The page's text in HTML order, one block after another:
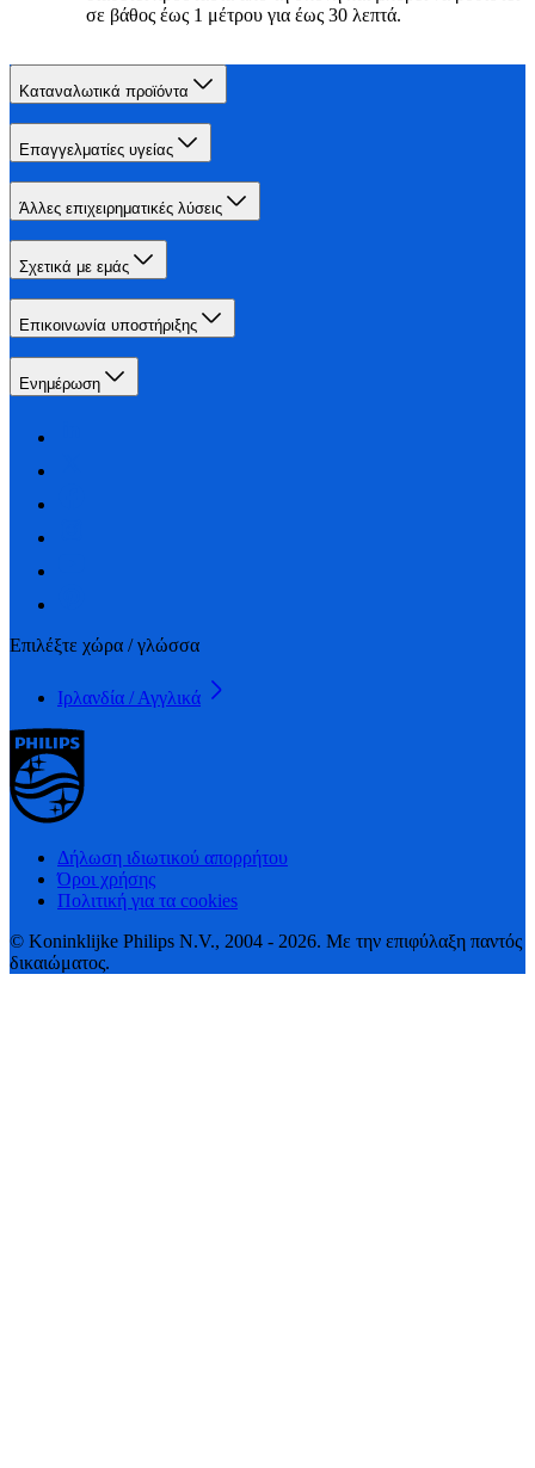
σε βάθος έως 1 μέτρου για έως 30 λεπτά.
Καταναλωτικά προϊόντα
Επαγγελματίες υγείας
Άλλες επιχειρηματικές λύσεις
Σχετικά με εμάς
Επικοινωνία υποστήριξης
Ενημέρωση
Επιλέξτε χώρα / γλώσσα
Ιρλανδία / Αγγλικά
Δήλωση ιδιωτικού απορρήτου
Όροι χρήσης
Πολιτική για τα cookies
© Koninklijke Philips N.V., 2004 - 2026. Με την επιφύλαξη παντός
δικαιώματος.